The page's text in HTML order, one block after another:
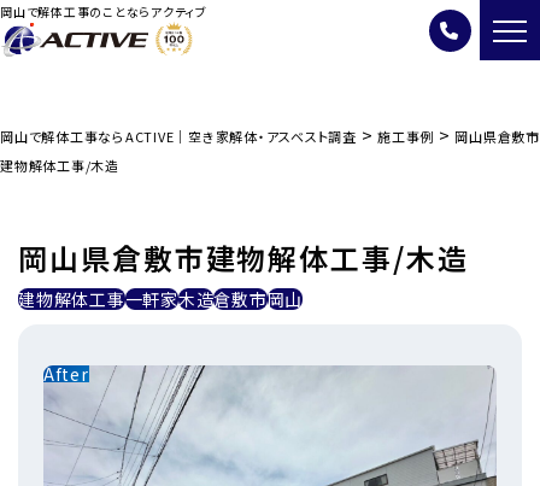
岡山で解体工事のことならアクティブ
岡山で解体工事ならACTIVE｜空き家解体・アスベスト調査 > 施工事例 > 岡山県倉敷市
建物解体工事/木造
岡山県倉敷市建物解体工事/木造
建物解体工事一軒家木造倉敷市岡山